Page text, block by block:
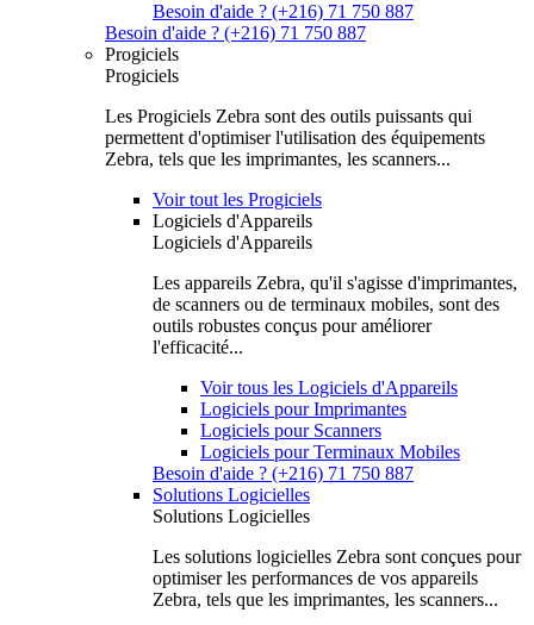
Besoin d'aide ? (+216) 71 750 887
Besoin d'aide ? (+216) 71 750 887
Progiciels
Progiciels
Les Progiciels Zebra sont des outils puissants qui
permettent d'optimiser l'utilisation des équipements
Zebra, tels que les imprimantes, les scanners...
Voir tout les Progiciels
Logiciels d'Appareils
Logiciels d'Appareils
Les appareils Zebra, qu'il s'agisse d'imprimantes,
de scanners ou de terminaux mobiles, sont des
outils robustes conçus pour améliorer
l'efficacité...
Voir tous les Logiciels d'Appareils
Logiciels pour Imprimantes
Logiciels pour Scanners
Logiciels pour Terminaux Mobiles
Besoin d'aide ? (+216) 71 750 887
Solutions Logicielles
Solutions Logicielles
Les solutions logicielles Zebra sont conçues pour
optimiser les performances de vos appareils
Zebra, tels que les imprimantes, les scanners...